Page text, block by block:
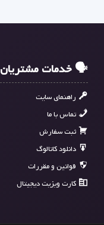
🗣 خدمات مشتریان
راهنمای سایت
تماس با ما
ثبت سفارش
دانلود کاتالوگ
قوانین و مقررات
کارت ویزیت دیجیتال